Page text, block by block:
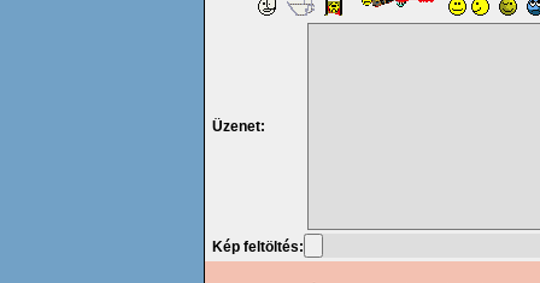
Üzenet:
Kép feltöltés: